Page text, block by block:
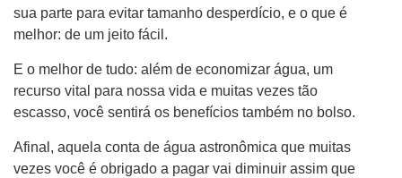
sua parte para evitar tamanho desperdício, e o que é
melhor: de um jeito fácil.
E o melhor de tudo: além de economizar água, um
recurso vital para nossa vida e muitas vezes tão
escasso, você sentirá os benefícios também no bolso.
Afinal, aquela conta de água astronômica que muitas
vezes você é obrigado a pagar vai diminuir assim que